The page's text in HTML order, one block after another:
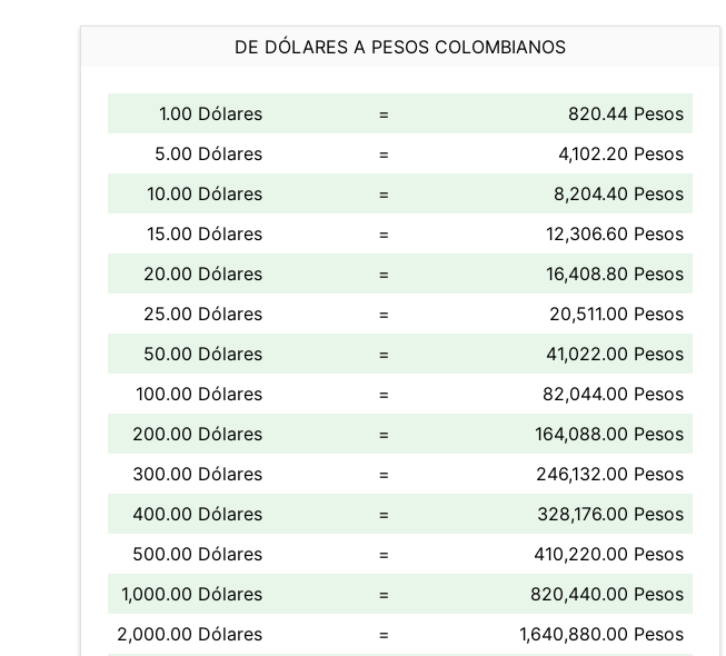
DE DÓLARES A PESOS COLOMBIANOS
1.00 Dólares =
820.44 Pesos
5.00 Dólares
=
4,102.20 Pesos
10.00 Dólares
=
8,204.40 Pesos
15.00 Dólares
=
12,306.60 Pesos
20.00 Dólares
=
16,408.80 Pesos
25.00 Dólares
=
20,511.00 Pesos
50.00 Dólares
=
41,022.00 Pesos
100.00 Dólares
=
82,044.00 Pesos
200.00 Dólares
=
164,088.00 Pesos
300.00 Dólares
=
246,132.00 Pesos
400.00 Dólares
=
328,176.00 Pesos
500.00 Dólares
=
410,220.00 Pesos
1,000.00 Dólares
=
820,440.00 Pesos
2,000.00 Dólares
= 1,640,880.00 Pesos